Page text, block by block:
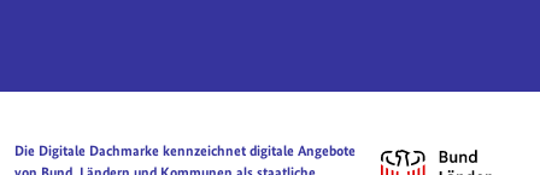
Die Digitale Dachmarke kennzeichnet digitale Angebote